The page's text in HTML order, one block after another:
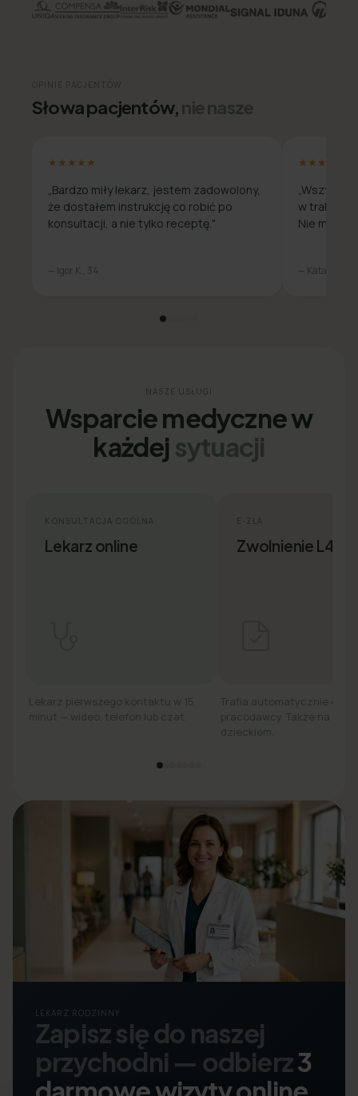
OPINIE PACJENTÓW
Słowa pacjentów,nie nasze
★★★★★
„Bardzo miły lekarz, jestem zadowolony,
że dostałem instrukcję co robić po
konsultacji, a nie tylko receptę."
— Igor K., 34
★★★★★
w trakcie
Nie
— Katarzyna
NASZE USŁUGI
Wsparcie medyczne w
każdej sytuacji
Lekarz online
Lekarz pierwszego kontaktu w 15
minut — wideo, telefon lub czat.
E-ZLA
Zwolnienie L4
Trafia automatycznie do
pracodawcy. Także na
dzieckiem.
LEKARZ RODZINNY
Zapisz się do naszej
przychodni — odbierz3